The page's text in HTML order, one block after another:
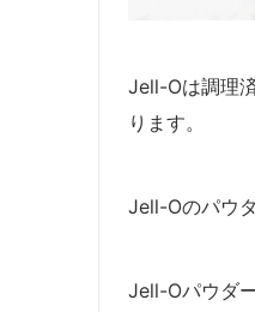
Jell-Oは調理
ります。
Jell-Oのパウ
Jell-Oパウダ